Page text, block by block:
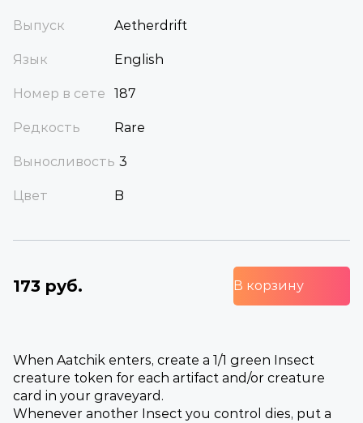
Выпуск Aetherdrift
Язык English
Номер в сете 187
Редкость Rare
Выносливость 3
Цвет B
173 руб. В корзину
When Aatchik enters, create a 1/1 green Insect
creature token for each artifact and/or creature
card in your graveyard.
Whenever another Insect you control dies, put a